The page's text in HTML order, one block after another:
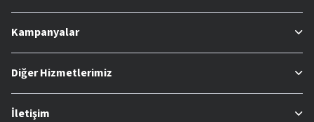
Kampanyalar
Diğer Hizmetlerimiz
İletişim